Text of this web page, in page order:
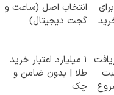
انتخاب اصل (ساعت و
گجت دیجیتال)
۱ میلیارد اعتبار خرید
طلا | بدون ضامن و
چک